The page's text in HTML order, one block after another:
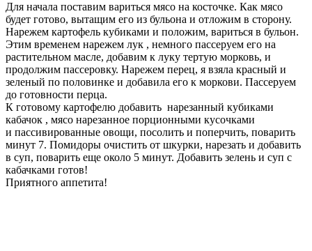
Для начала поставим вариться мясо на косточке. Как мясо
будет готово, вытащим его из бульона и отложим в сторону.
Нарежем картофель кубиками и положим, вариться в бульон.
Этим временем нарежем лук , немного пассеруем его на
растительном масле, добавим к луку тертую морковь, и
продолжим пассеровку. Нарежем перец, я взяла красный и
зеленый по половинке и добавила его к моркови. Пассеруем
до готовности перца.
К готовому картофелю добавить нарезанный кубиками
кабачок , мясо нарезанное порционными кусочками
и пассивированные овощи, посолить и поперчить, поварить
минут 7. Помидоры очистить от шкурки, нарезать и добавить
в суп, поварить еще около 5 минут. Добавить зелень и суп с
кабачками готов!
Приятного аппетита!